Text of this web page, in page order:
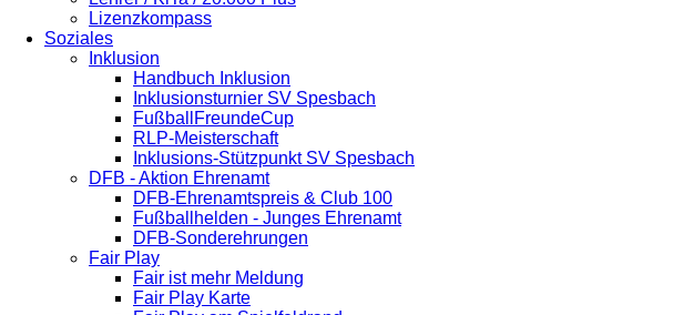
Lizenzkompass
Soziales
Inklusion
Handbuch Inklusion
Inklusionsturnier SV Spesbach
FußballFreundeCup
RLP-Meisterschaft
Inklusions-Stützpunkt SV Spesbach
DFB - Aktion Ehrenamt
DFB-Ehrenamtspreis & Club 100
Fußballhelden - Junges Ehrenamt
DFB-Sonderehrungen
Fair Play
Fair ist mehr Meldung
Fair Play Karte